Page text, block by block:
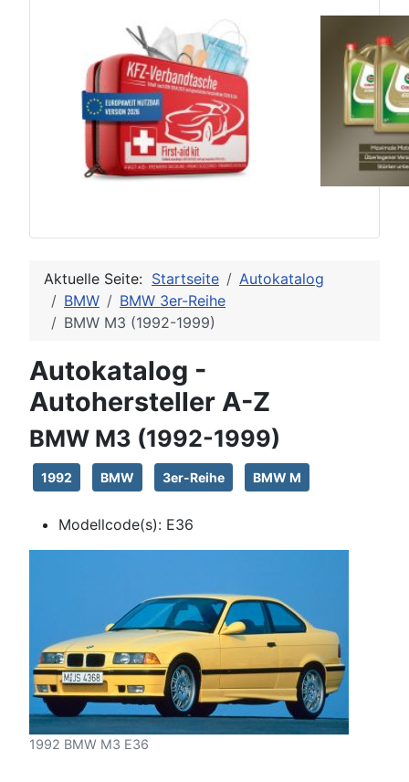
Aktuelle Seite: Startseite
Autokatalog
BMW
BMW 3er-Reihe
BMW M3 (1992-1999)
Autokatalog -
Autohersteller A-Z
BMW M3 (1992-1999)
1992 BMW 3er-Reihe BMW M
Modellcode(s): E36
1992 BMW M3 E36